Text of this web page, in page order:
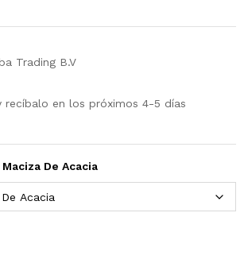
Trading B.V
recíbalo en los próximos 4-5 días
De Acacia